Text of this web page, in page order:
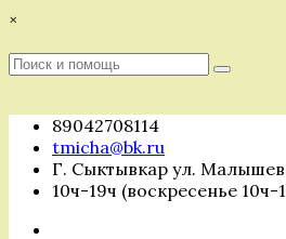
Перейти
содержимому
×
Поиск
Поиск
89042708114
tmicha@bk.ru
Г. Сыктывкар ул.
10ч-19ч (воскресенье 10ч-